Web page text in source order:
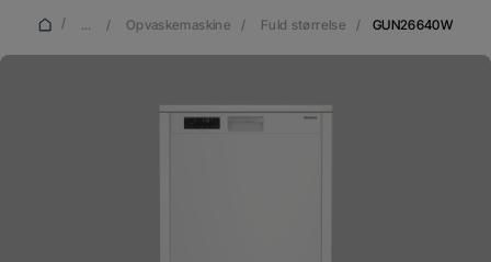
/ ... / Opvaskemaskine / Fuld størrelse / GUN26640W